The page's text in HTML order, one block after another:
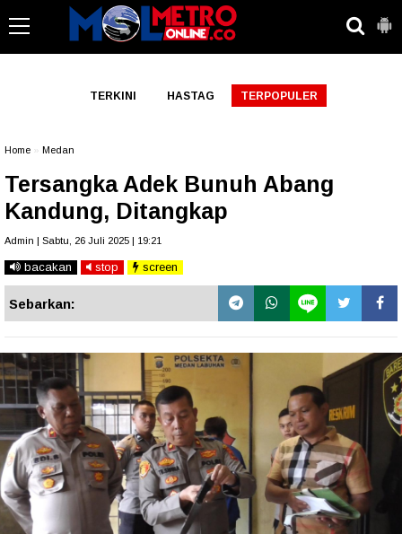
TERKINI HASTAG TERPOPULER
Home Medan
Tersangka Adek Bunuh Abang
Kandung, Ditangkap
Admin | Sabtu, 26 Juli 2025 | 19:21
bacakan stop screen
Sebarkan: